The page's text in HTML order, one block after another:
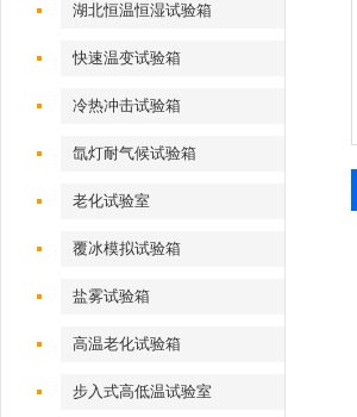
湖北恒温恒湿试验箱
快速温变试验箱
冷热冲击试验箱
氙灯耐气候试验箱
老化试验室
覆冰模拟试验箱
盐雾试验箱
高温老化试验箱
步入式高低温试验室